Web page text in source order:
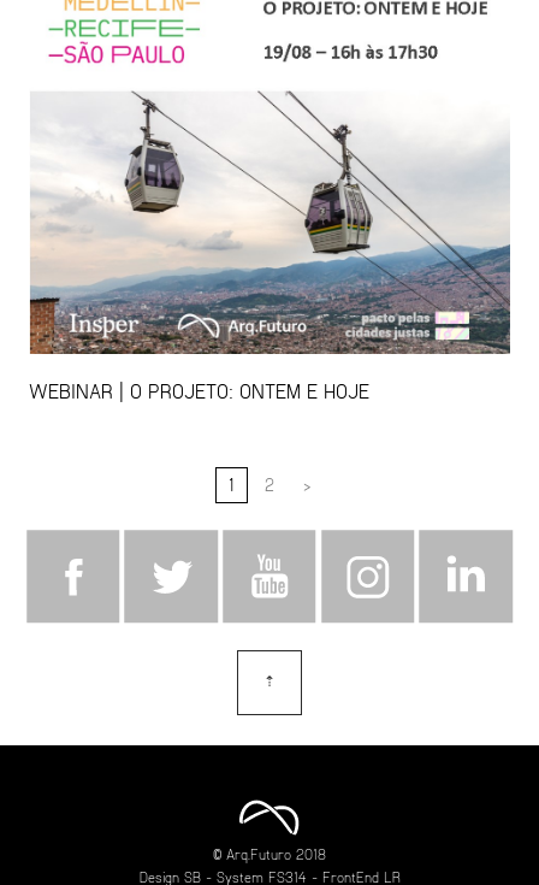
WEBINAR | O PROJETO: ONTEM E HOJE
1 2 >
⇡
© Arq.Futuro 2018
Design SB- System FS314 - FrontEnd LR